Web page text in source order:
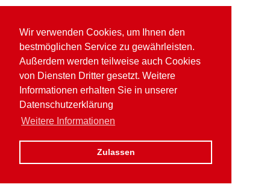
Wir verwenden Cookies, um Ihnen den
bestmöglichen Service zu gewährleisten.
Außerdem werden teilweise auch Cookies
von Diensten Dritter gesetzt. Weitere
Informationen erhalten Sie in unserer
Datenschutzerklärung
Weitere Informationen
Zulassen